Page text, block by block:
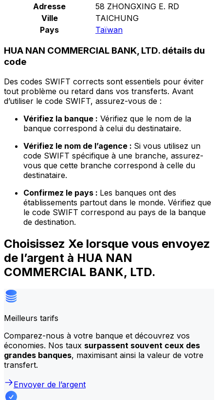
Adresse
58 ZHONGXING E. RD
Ville
TAICHUNG
Pays
Taïwan
HUA NAN COMMERCIAL BANK, LTD. détails du
code
Des codes SWIFT corrects sont essentiels pour éviter
tout problème ou retard dans vos transferts. Avant
d’utiliser le code SWIFT, assurez-vous de :
Vérifiez la banque : Vérifiez que le nom de la
banque correspond à celui du destinataire.
Vérifiez le nom de l’agence : Si vous utilisez un
code SWIFT spécifique à une branche, assurez-
vous que cette branche correspond à celle du
destinataire.
Confirmez le pays : Les banques ont des
établissements partout dans le monde. Vérifiez que
le code SWIFT correspond au pays de la banque
de destination.
Choisissez Xe lorsque vous envoyez
de l’argent à HUA NAN
COMMERCIAL BANK, LTD.
Meilleurs tarifs
Comparez-nous à votre banque et découvrez vos
économies. Nos taux surpassent souvent ceux des
grandes banques, maximisant ainsi la valeur de votre
transfert.
Envoyer de l’argent